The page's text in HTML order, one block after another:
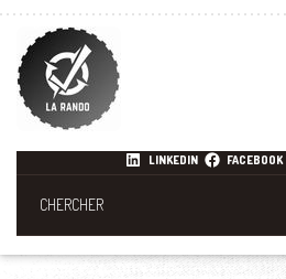
LINKEDIN FACEBOOK